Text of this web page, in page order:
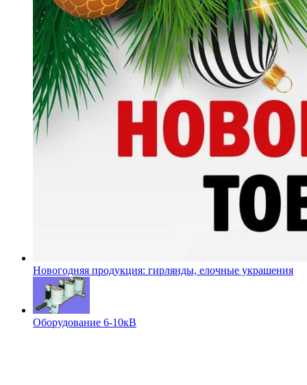
Новогодняя продукция: гирлянды, елочные украшения
Оборудование 6-10кВ